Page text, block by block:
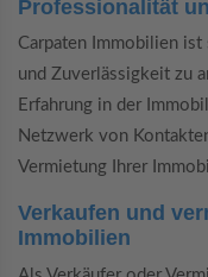
Professionalität
Carpaten Immobilien
und Zuverlässigkeit zu
Erfahrung in der
Netzwerk von
Vermietung Ihrer
Verkaufen und
Immobilien